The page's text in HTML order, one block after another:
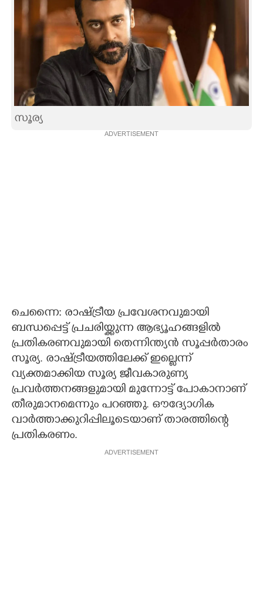
INFO+
CARTOONS
സൂര്യ
ADVERTISEMENT
ചെന്നൈ: രാഷ്ട്രീയ പ്രവേശനവുമായി
ബന്ധപ്പെട്ട് പ്രചരിയ്ക്കുന്ന ആഭ്യൂഹങ്ങളിൽ
പ്രതികരണവുമായി തെന്നിന്ത്യൻ സൂപ്പർതാരം
സൂര്യ. രാഷ്ട്രീയത്തിലേക്ക് ഇല്ലെന്ന്
വ്യക്തമാക്കിയ സൂര്യ ജീവകാരുണ്യ
പ്രവർത്തനങ്ങളുമായി മുന്നോട്ട് പോകാനാണ്
തീരുമാനമെന്നും പറഞ്ഞു. ഔദ്യോഗിക
വാർത്താക്കുറിപ്പിലൂടെയാണ് താരത്തിന്റെ
പ്രതികരണം.
ADVERTISEMENT